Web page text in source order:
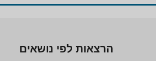
הרצאות לפי נושאים